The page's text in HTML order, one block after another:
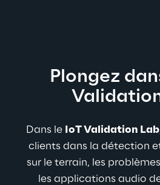
Plongez
Dans le IoT Validation Lab
clients dans la détection
sur le terrain, les
les applications audio